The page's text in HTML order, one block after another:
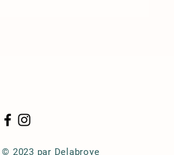
© 2023 par Delabroye